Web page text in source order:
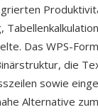
Das WPS-
die
sowie
Alternative